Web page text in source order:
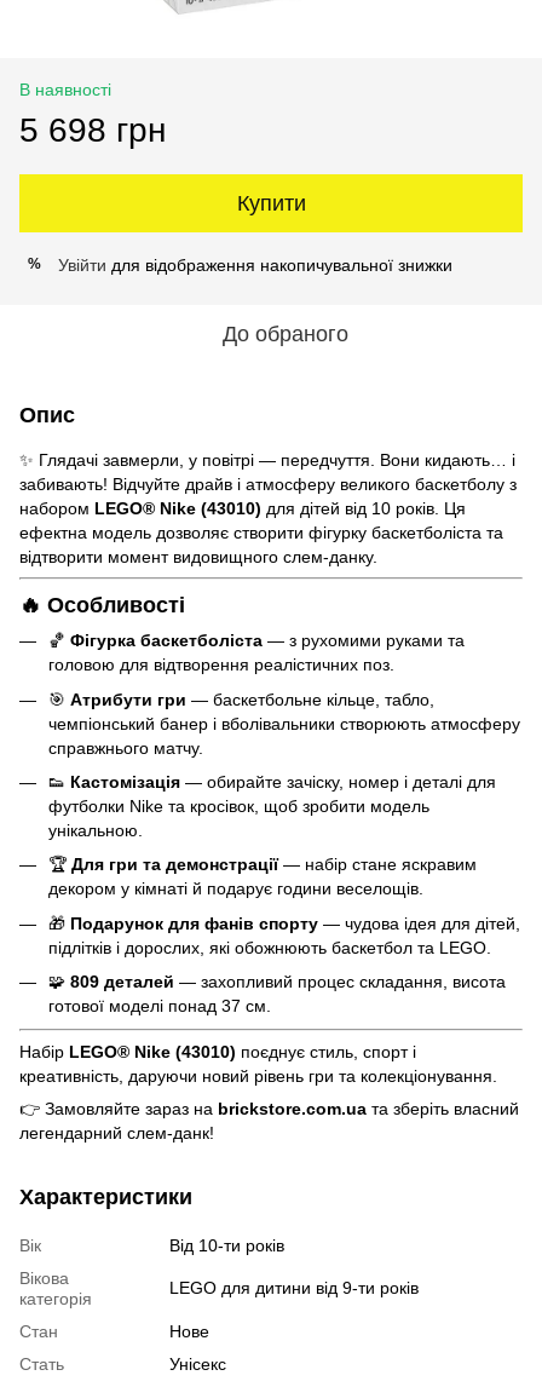
В наявності
5 698 грн
Купити
% Увійти для відображення накопичувальної знижки
До обраного
Опис
✨ Глядачі завмерли, у повітрі — передчуття. Вони кидають… і
забивають! Відчуйте драйв і атмосферу великого баскетболу з
набором LEGO® Nike (43010) для дітей від 10 років. Ця
ефектна модель дозволяє створити фігурку баскетболіста та
відтворити момент видовищного слем-данку.
🔥 Особливості
🏀 Фігурка баскетболіста — з рухомими руками та
головою для відтворення реалістичних поз.
🎯 Атрибути гри — баскетбольне кільце, табло,
чемпіонський банер і вболівальники створюють атмосферу
справжнього матчу.
👟 Кастомізація — обирайте зачіску, номер і деталі для
футболки Nike та кросівок, щоб зробити модель
унікальною.
🏆 Для гри та демонстрації— набір стане яскравим
декором у кімнаті й подарує години веселощів.
🎁 Подарунок для фанів спорту — чудова ідея для дітей,
підлітків і дорослих, які обожнюють баскетбол та LEGO.
🧩 809 деталей — захопливий процес складання, висота
готової моделі понад 37 см.
Набір LEGO® Nike (43010) поєднує стиль, спорт і
креативність, даруючи новий рівень гри та колекціонування.
👉 Замовляйте зараз на brickstore.com.ua та зберіть власний
легендарний слем-данк!
Характеристики
Вік
Від 10-ти років
Вікова
категорія
LEGO для дитини від 9-ти років
Стан
Нове
Стать
Унісекс